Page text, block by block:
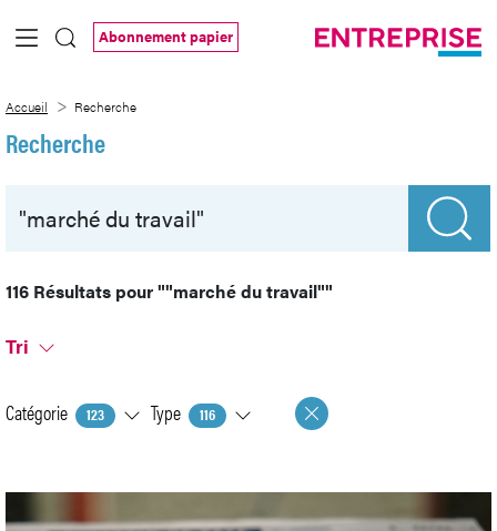
Saut au contenu principal
Abonnement papier
Accueil Recherche
Recherche
116 Résultats pour""marché du travail""
Tri
Catégorie 123 Type 116